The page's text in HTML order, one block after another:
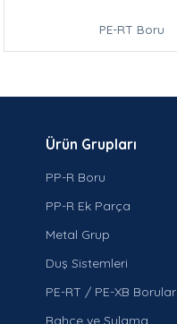
PE-RT Boru
Ürün Grupları
PP-R Boru
PP-R Ek Parça
Metal Grup
Duş Sistemleri
PE-RT / PE-XB Borular
Bahçe ve Sulama